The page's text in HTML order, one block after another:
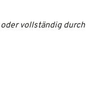
vollständig durch